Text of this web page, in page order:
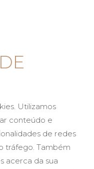
Utilizamos
conteúdo e
de redes
tráfego. Também
acerca da sua